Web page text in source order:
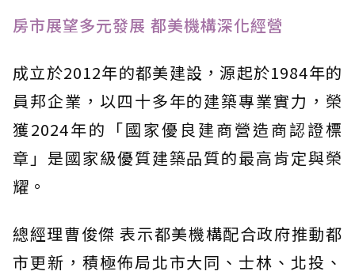
房市展望多元發展 都美機構深化經營
成立於2012年的都美建設，源起於1984年的
員邦企業，以四十多年的建築專業實力，榮
獲2024年的「國家優良建商營造商認證標
章」是國家級優質建築品質的最高肯定與榮
耀。
總經理曹俊傑 表示都美機構配合政府推動都
市更新，積極佈局北市大同、士林、北投、